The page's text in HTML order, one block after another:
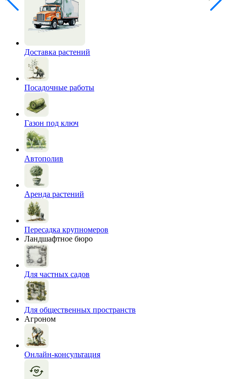
Доставка растений
Посадочные работы
Газон под ключ
Автополив
Аренда растений
Пересадка крупномеров
Ландшафтное бюро
Для частных садов
Для общественных пространств
Агроном
Онлайн-консультация